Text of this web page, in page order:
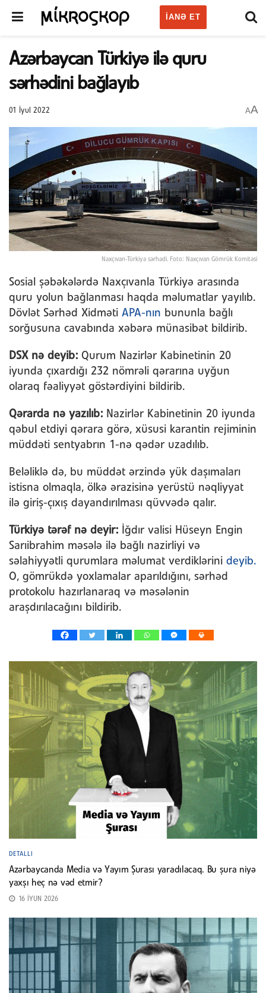
IANƏ ET
Azərbaycan Türkiyə ilə quru
sərhədini bağlayıb
01 İyul 2022 AA
Naxçıvan-Türkiyə sərhədi. Foto: Naxçıvan Gömrük Komitəsi
Sosial şəbəkələrdə Naxçıvanla Türkiyə arasında
quru yolun bağlanması haqda məlumatlar yayılıb.
Dövlət Sərhəd Xidməti APA-nın bununla bağlı
sorğusuna cavabında xəbərə münasibət bildirib.
DSX nə deyib: Qurum Nazirlər Kabinetinin 20
iyunda çıxardığı 232 nömrəli qərarına uyğun
olaraq fəaliyyət göstərdiyini bildirib.
Qərarda nə yazılıb: Nazirlər Kabinetinin 20 iyunda
qəbul etdiyi qərara görə, xüsusi karantin rejiminin
müddəti sentyabrın 1-nə qədər uzadılıb.
Beləliklə də, bu müddət ərzində yük daşımaları
istisna olmaqla, ölkə ərazisinə yerüstü nəqliyyat
ilə giriş-çıxış dayandırılması qüvvədə qalır.
Türkiyə tərəf nə deyir:
İğdır valisi Hüseyn Engin
Sarıibrahim məsələ ilə bağlı nazirliyi və
səlahiyyətli qurumlara məlumat verdiklərini deyib.
O, gömrükdə yoxlamalar aparıldığını, sərhəd
protokolu hazırlanaraq və məsələnin
araşdırılacağını bildirib.
DETALLI
Azərbaycanda Media və Yayım Şurası yaradılacaq. Bu şura niyə
yaxşı heç nə vəd etmir?
16 İYUN 2026